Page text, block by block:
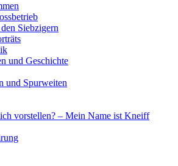
Siebzigern
und Geschichte
und Spurweiten
vorstellen? – Mein Name ist Kneiff